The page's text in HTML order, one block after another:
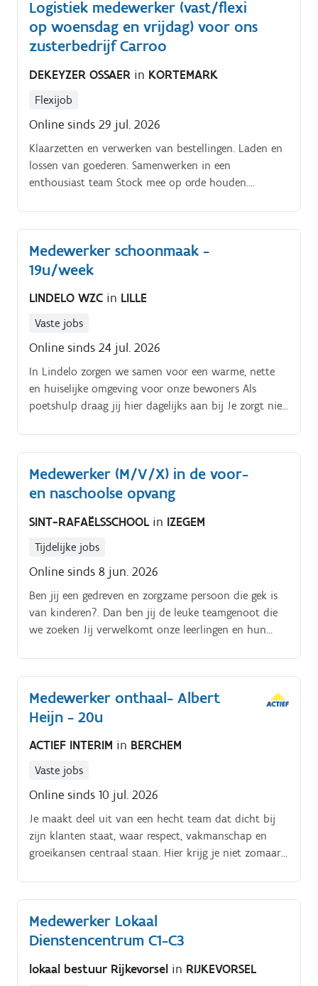
Logistiek medewerker (vast/flexi
op woensdag en vrijdag) voor ons
zusterbedrijf Carroo
DEKEYZER OSSAER in KORTEMARK
Flexijob
Online sinds 29 jul. 2026
Klaarzetten en verwerken van bestellingen. Laden en
lossen van goederen. Samenwerken in een
enthousiast team Stock mee op orde houden.
Medewerker schoonmaak -
19u/week
LINDELO WZC in LILLE
Vaste jobs
Online sinds 24 jul. 2026
In Lindelo zorgen we samen voor een warme, nette
en huiselijke omgeving voor onze bewoners Als
poetshulp draag jij hier dagelijks aan bij Je zorgt niet
voor bewoners, familie en collega’s Eerst even
belangrijk om te weten. Deze functie is.
Medewerker (M/V/X) in de voor-
en naschoolse opvang
SINT-RAFAËLSSCHOOL in IZEGEM
Tijdelijke jobs
Online sinds 8 jun. 2026
Ben jij een gedreven en zorgzame persoon die gek is
van kinderen?. Dan ben jij de leuke teamgenoot die
we zoeken Jij verwelkomt onze leerlingen en hun
warme omgeving Jij organiseert spelactiviteiten en
voorziet een zinvolle invulling van de
opvangmomenten Dagelijks draag je zorg voor onze
kinderen en heb je aandacht om hen te troosten en
dit contract zitten enkele uren poets).
Medewerker onthaal- Albert
Heijn - 20u
ACTIEF INTERIM in BERCHEM
Vaste jobs
Online sinds 10 jul. 2026
Je maakt deel uit van een hecht team dat dicht bij
zijn klanten staat, waar respect, vakmanschap en
groeikansen centraal staan. Hier krijg je niet zomaar
als onthaalmedewerker:.
Medewerker Lokaal
Dienstencentrum C1-C3
lokaal bestuur Rijkevorsel in RIJKEVORSEL